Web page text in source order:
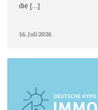
die […]
16. Juli 2026